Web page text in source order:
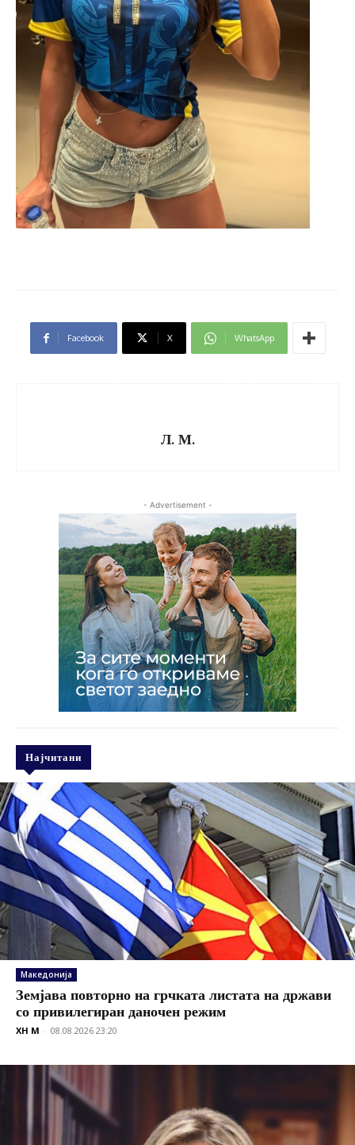
Facebook X WhatsApp
Л. М.
- Advertisement -
Најчитани
Македонија
Земјава повторно на грчката листата на држави
со привилегиран даночен режим
XH M - 08.08.2026 23:20